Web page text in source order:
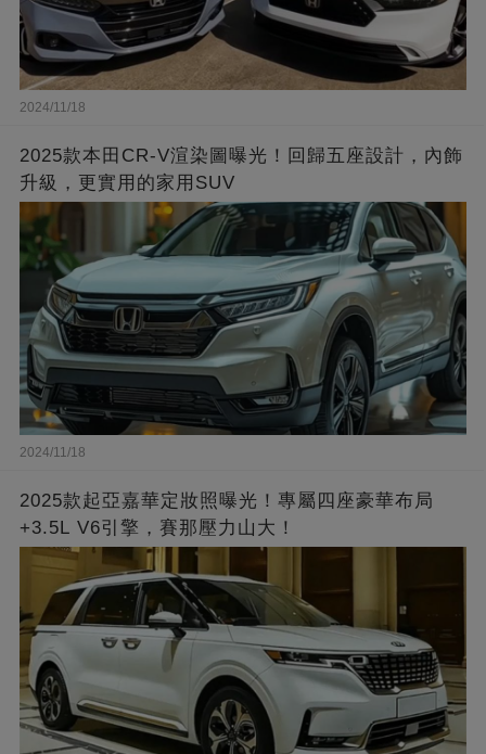
2024/11/18
2025款本田CR-V渲染圖曝光！回歸五座設計，內飾
升級，更實用的家用SUV
2024/11/18
2025款起亞嘉華定妝照曝光！專屬四座豪華布局
+3.5L V6引擎，賽那壓力山大！